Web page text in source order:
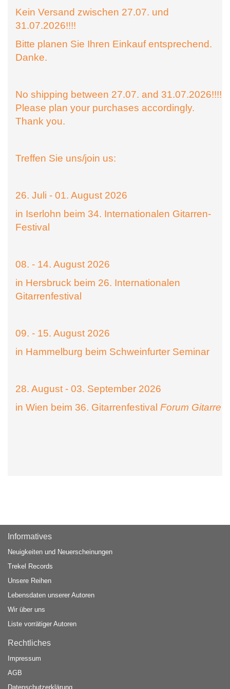
Kein Versand zwischen 27.07. und
31.07.2026!!!!
Bitte planen Sie Ihren Einkauf entsprechend.
Danke.
No shipping between 27.07. and 31.07.2026!!!!
Please plan your purchases accordingly.
Thank you.
Treffen Sie uns/join us:
26. Juli - 01. August 2026
in Iserlohn beim 34. Internationalen Gitarren-
Festival
08. - 14. August 2026
in Hersbruck beim 26. Internationalen
Gitarrenfestival
09. - 15. August 2026
in Hammelburg beim Schweinfurter Seminar
28. August - 03. September 2026
in Wien beim 36. Gitarrenfestival Forum Gitarre
Informatives
Neuigkeiten und Neuerscheinungen
Trekel Records
Unsere Reihen
Lebensdaten unserer Autoren
Wir über uns
Liste vorrätiger Autoren
Rechtliches
Impressum
AGB
Datenschutzerklärung